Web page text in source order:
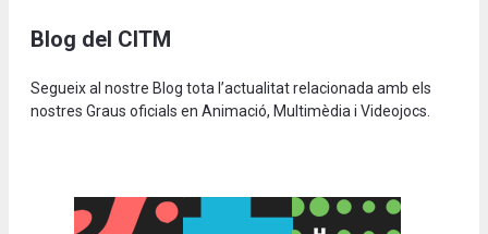
Blog del CITM
Segueix al nostre Blog tota l’actualitat relacionada amb els
nostres Graus oficials en Animació, Multimèdia i Videojocs.